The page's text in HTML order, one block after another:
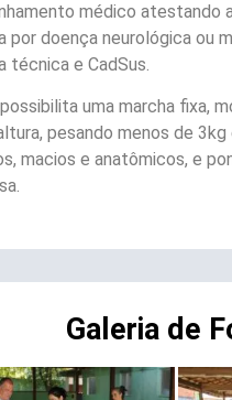
médico atestando
por doença neurológica ou
técnica e CadSus.
uma marcha fixa,
pesando menos de
macios e anatômicos, e
Galeria de